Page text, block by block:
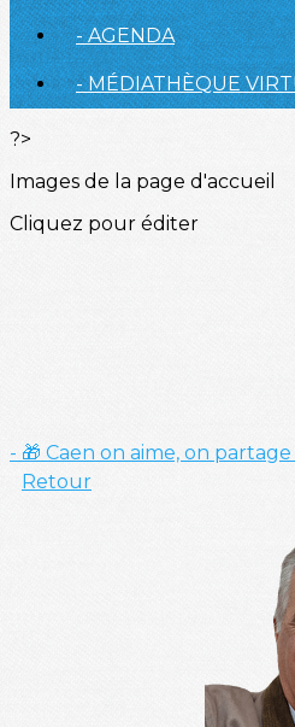
- AGENDA
- MÉDIATHÈQUE
?>
Images de la page d'accueil
Cliquez pour éditer
- 🎁 Caen on aime, on partage
Retour